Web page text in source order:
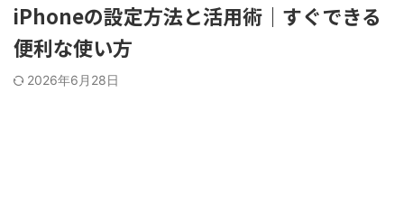
iPhoneの設定方法と活用術｜すぐできる
便利な使い方
2026年6月28日